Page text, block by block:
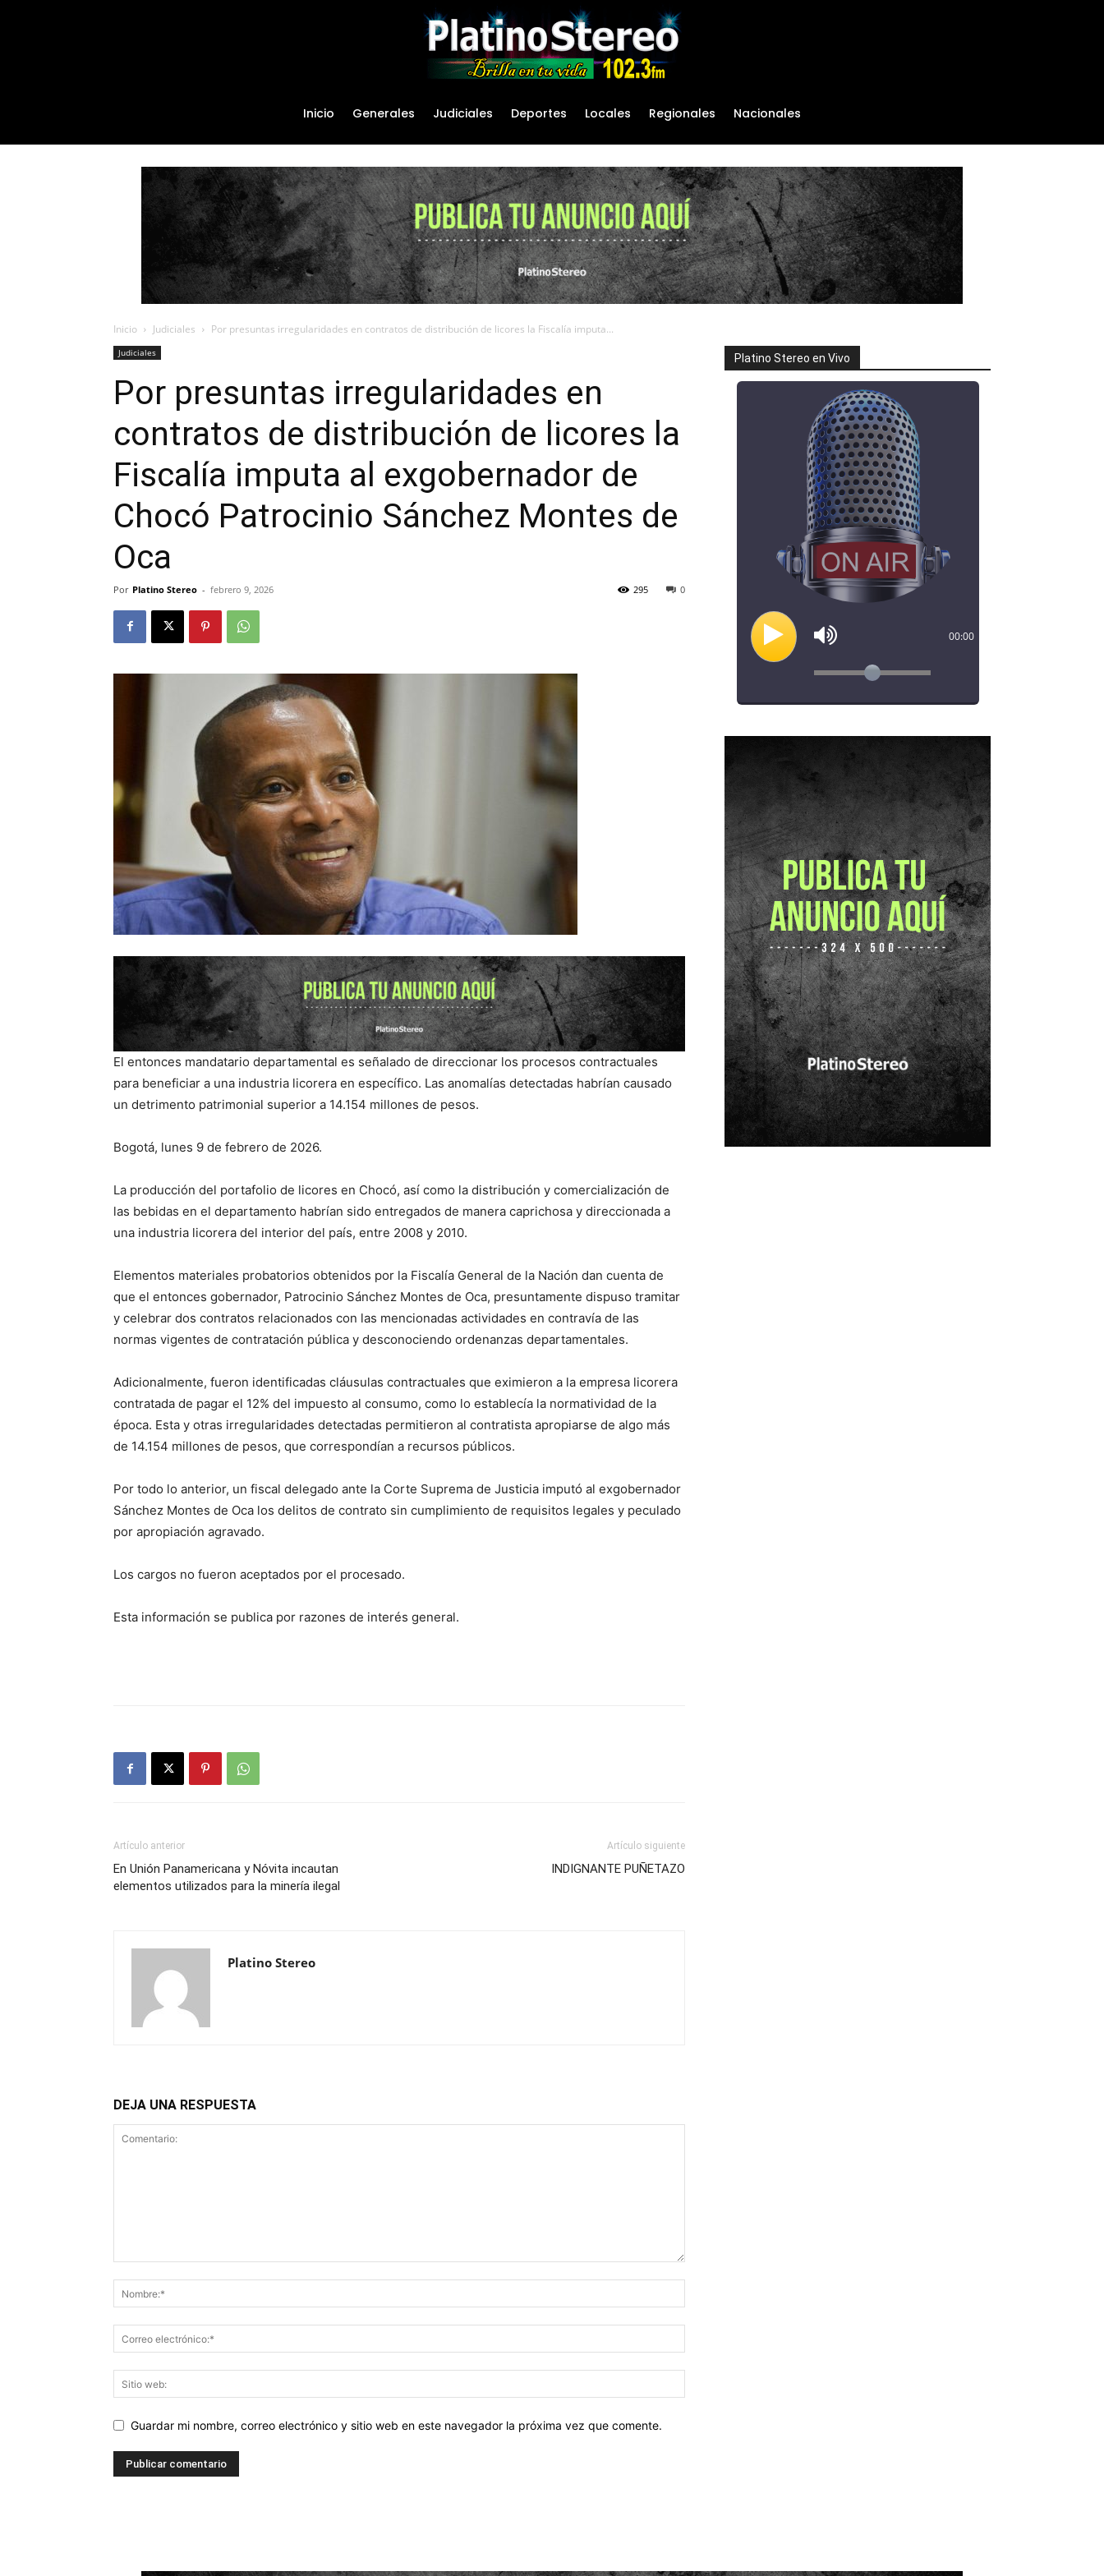
Inicio Generales Judiciales Deportes Locales Regionales Nacionales
Inicio Judiciales Por presuntas irregularidades en contratos de distribución de licores la Fiscalía imputa...
Judiciales
Por presuntas irregularidades en
contratos de distribución de licores la
Fiscalía imputa al exgobernador de
Chocó Patrocinio Sánchez Montes de
Oca
Por Platino Stereo - febrero 9, 2026 0
295
El entonces mandatario departamental es señalado de direccionar los procesos contractuales
para beneficiar a una industria licorera en específico. Las anomalías detectadas habrían causado
un detrimento patrimonial superior a 14.154 millones de pesos.
Bogotá, lunes 9 de febrero de 2026.
La producción del portafolio de licores en Chocó, así como la distribución y comercialización de
las bebidas en el departamento habrían sido entregados de manera caprichosa y direccionada a
una industria licorera del interior del país, entre 2008 y 2010.
Elementos materiales probatorios obtenidos por la Fiscalía General de la Nación dan cuenta de
que el entonces gobernador, Patrocinio Sánchez Montes de Oca, presuntamente dispuso tramitar
y celebrar dos contratos relacionados con las mencionadas actividades en contravía de las
normas vigentes de contratación pública y desconociendo ordenanzas departamentales.
Adicionalmente, fueron identificadas cláusulas contractuales que eximieron a la empresa licorera
contratada de pagar el 12% del impuesto al consumo, como lo establecía la normatividad de la
época. Esta y otras irregularidades detectadas permitieron al contratista apropiarse de algo más
de 14.154 millones de pesos, que correspondían a recursos públicos.
Por todo lo anterior, un fiscal delegado ante la Corte Suprema de Justicia imputó al exgobernador
Sánchez Montes de Oca los delitos de contrato sin cumplimiento de requisitos legales y peculado
por apropiación agravado.
Los cargos no fueron aceptados por el procesado.
Esta información se publica por razones de interés general.
Artículo anterior
En Unión Panamericana y Nóvita incautan
elementos utilizados para la minería ilegal
Artículo siguiente
INDIGNANTE PUÑETAZO
Platino Stereo
DEJA UNA RESPUESTA
Guardar mi nombre, correo electrónico y sitio web en este navegador la próxima vez que comente.
Platino Stereo en Vivo
00:00